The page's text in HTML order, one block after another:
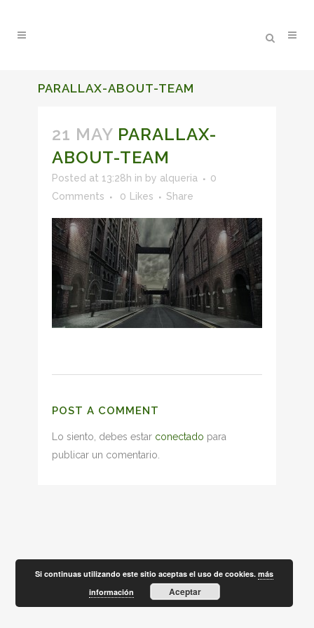
PARALLAX-ABOUT-TEAM
21 MAY PARALLAX-
ABOUT-TEAM
Posted at 13:28h in by alqueria
0
Comments
0 Likes Share
POST A COMMENT
Lo siento, debes estar conectado para
publicar un comentario.
Si continuas utilizando este sitio aceptas el uso de cookies.más
información
Aceptar